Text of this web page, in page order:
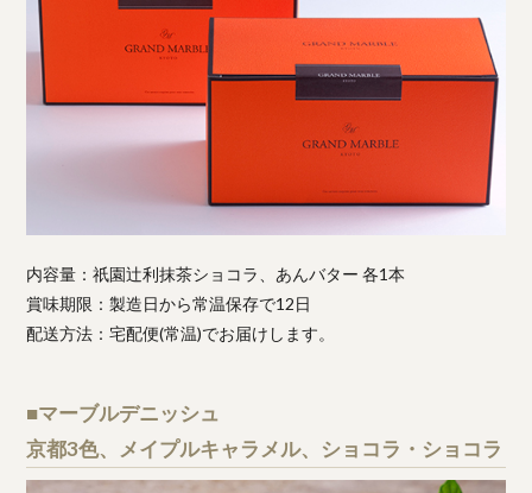
内容量：祇園辻利抹茶ショコラ、あんバター 各1本
賞味期限：製造日から常温保存で12日
配送方法：宅配便(常温)でお届けします。
■マーブルデニッシュ
京都3色、メイプルキャラメル、ショコラ・ショコラ